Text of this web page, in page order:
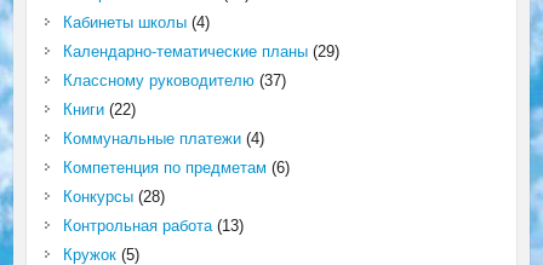
Кабинеты школы(4)
Календарно-тематические планы(29)
Классному руководителю(37)
Книги(22)
Коммунальные платежи(4)
Компетенция по предметам (6)
Конкурсы(28)
Контрольная работа(13)
Кружок(5)